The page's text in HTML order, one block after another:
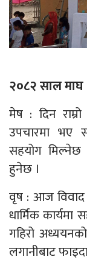
२०८२ साल माघ
मेष : दिन
उपचारमा भए
सहयोग मिल्नेछ
हुनेछ ।
वृष : आज
धार्मिक कार्यमा
गहिरो
लगानीबाट